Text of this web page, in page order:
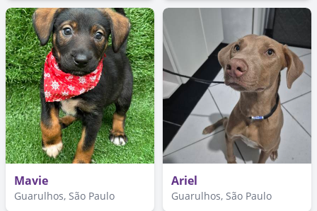
Mavie
Guarulhos, São Paulo
Ariel
Guarulhos, São Paulo